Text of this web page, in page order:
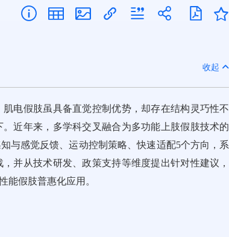
收起
电假肢虽具备直觉控制优势，却存在结构灵巧性不
近年来，多学科交叉融合为多功能上肢假肢技术的
与感觉反馈、运动控制策略、快速适配5个方向，系
并从技术研发、政策支持等维度提出针对性建议，
能假肢普惠化应用。